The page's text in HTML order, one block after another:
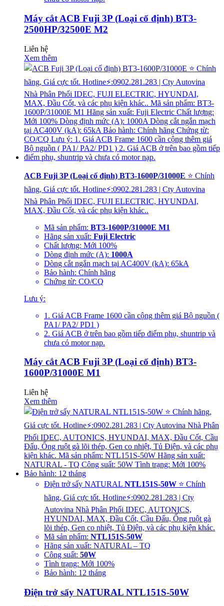
Máy cắt ACB Fuji 3P (Loại cố định) BT3-
2500HP/32500E M2
Liên hệ
Xem thêm
ACB Fuji 3P (Loại cố định) BT3-1600P/31000E ⭐ Chính
hãng, Giá cực tốt. Hotline⚡:0902.281.283 | Cty Autovina
Nhà Phân Phối IDEC, FUJI ELECTRIC, HYUNDAI,
MAX, Đầu Cốt, và các phụ kiện khác..
Mã sản phẩm: BT3-1600P/31000E M1
Hãng sản xuất: Fuji Electric
Chất lượng: Mới 100%
Dòng định mức (A): 1000A
Dòng cắt ngắn mạch tại AC400V (kA): 65kA
Bảo hành: Chính hãng
Chứng từ: CO/CQ
Lưu ý:
1. Giá ACB Frame 1600 cần cộng thêm giá Bộ nguồn (
PA1/ PA2/ PD1 )
2. Giá ACB ở trên bao gồm tiếp điểm phụ, shuntrip và
chưa có motor nạp.
Máy cắt ACB Fuji 3P (Loại cố định) BT3-
1600P/31000E M1
Liên hệ
Xem thêm
Điện trở sấy NATURAL NTL151S-50W ⭐ Chính
hãng, Giá cực tốt. Hotline⚡:0902.281.283 | Cty
Autovina Nhà Phân Phối IDEC, AUTONICS,
HYUNDAI, MAX, Đầu Cốt, Cầu Đấu, Ống ruột gà
lõi thép, Gen co nhiệt, Tủ Điện, và các phụ kiện khác.
Mã sản phẩm: NTL151S-50W
Hãng sản xuất: NATURAL – TQ
Công suất: 50W
Tình trạng: Mới 100%
Bảo hành: 12 tháng
Điện trở sấy NATURAL NTL151S-50W